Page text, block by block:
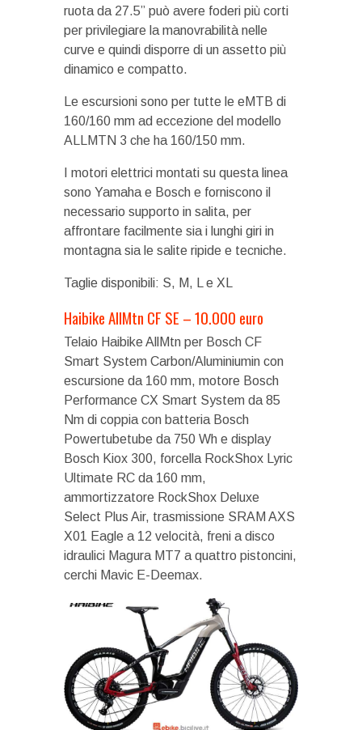
ruota da 27.5” può avere foderi più corti
per privilegiare la manovrabilità nelle
curve e quindi disporre di un assetto più
dinamico e compatto.
Le escursioni sono per tutte le eMTB di
160/160 mm ad eccezione del modello
ALLMTN 3 che ha 160/150 mm.
I motori elettrici montati su questa linea
sono Yamaha e Bosch e forniscono il
necessario supporto in salita, per
affrontare facilmente sia i lunghi giri in
montagna sia le salite ripide e tecniche.
Taglie disponibili: S, M, L e XL
Haibike AllMtn CF SE – 10.000 euro
Telaio Haibike AllMtn per Bosch CF
Smart System Carbon/Aluminiumin con
escursione da 160 mm, motore Bosch
Performance CX Smart System da 85
Nm di coppia con batteria Bosch
Powertubetube da 750 Wh e display
Bosch Kiox 300, forcella RockShox Lyric
Ultimate RC da 160 mm,
ammortizzatore RockShox Deluxe
Select Plus Air, trasmissione SRAM AXS
X01 Eagle a 12 velocità, freni a disco
idraulici Magura MT7 a quattro pistoncini,
cerchi Mavic E-Deemax.